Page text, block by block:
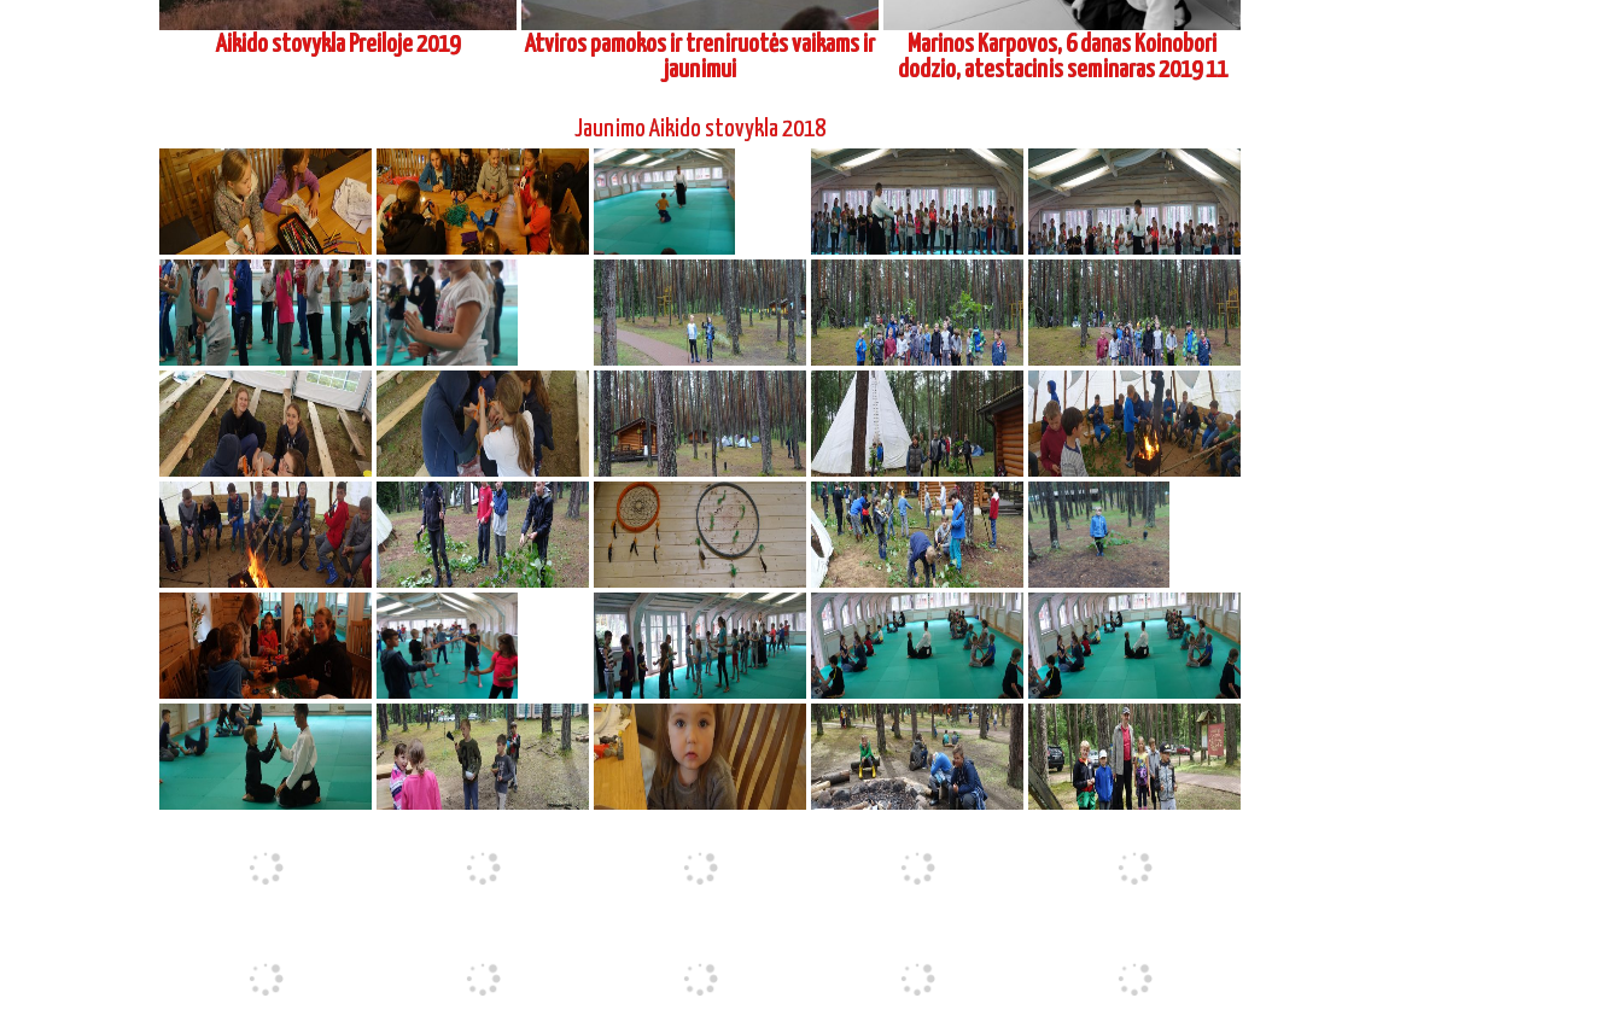
Tarptautinis V.Gračiovo seminaras
Irkutske 2017 05
Šihano Siodzi Seki, 8 Dan Aikikai Hombu
Dodzio, seminaras Maskvoje 2017 04
Vadimo Gračiovo, 6 Dan, Koinobori dodzio,
atestacinis seminaras Vilniuje 2017 03
Šihano Siodzi Seki, 8 Dan Aikikai Hombu Dodzio, Tokijus, seminaras Vilniuje 2016 06